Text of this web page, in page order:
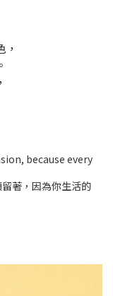
because every
著，因為你生活的